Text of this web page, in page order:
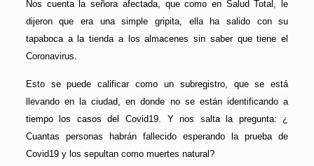
Nos cuenta la señora afectada, que como en Salud Total, le
dijeron que era una simple gripita, ella ha salido con su
tapaboca a la tienda a los almacenes sin saber que tiene el
Coronavirus.
Esto se puede calificar como un subregistro, que se está
llevando en la ciudad, en donde no se están identificando a
tiempo los casos del Covid19. Y nos salta la pregunta: ¿
Cuantas personas habrán fallecido esperando la prueba de
Covid19 y los sepultan como muertes natural?